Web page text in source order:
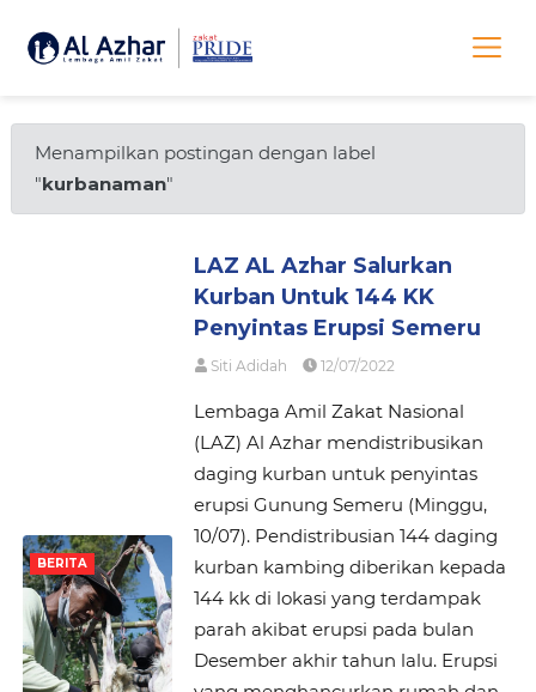
Menampilkan postingan dengan label
"kurbanaman"
BERITA
LAZ AL Azhar Salurkan
Kurban Untuk 144 KK
Penyintas Erupsi Semeru
Siti Adidah 12/07/2022
Lembaga Amil Zakat Nasional
(LAZ) Al Azhar mendistribusikan
daging kurban untuk penyintas
erupsi Gunung Semeru (Minggu,
10/07). Pendistribusian 144 daging
kurban kambing diberikan kepada
144 kk di lokasi yang terdampak
parah akibat erupsi pada bulan
Desember akhir tahun lalu. Erupsi